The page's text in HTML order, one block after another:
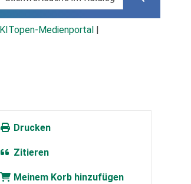
KITopen-Medienportal
Drucken
Zitieren
Meinem Korb hinzufügen